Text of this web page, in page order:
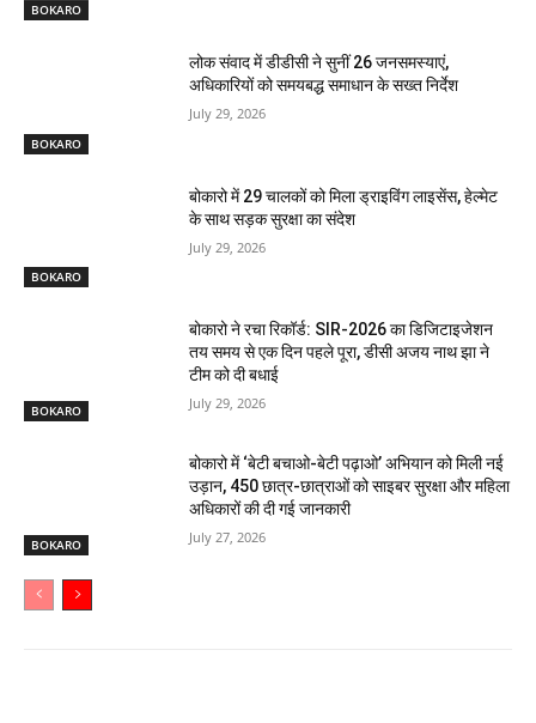
BOKARO
BOKARO
लोक संवाद में डीडीसी ने सुनीं 26 जनसमस्याएं,
अधिकारियों को समयबद्ध समाधान के सख्त निर्देश
July 29, 2026
BOKARO
बोकारो में 29 चालकों को मिला ड्राइविंग लाइसेंस, हेल्मेट
के साथ सड़क सुरक्षा का संदेश
July 29, 2026
BOKARO
बोकारो ने रचा रिकॉर्ड: SIR-2026 का डिजिटाइजेशन
तय समय से एक दिन पहले पूरा, डीसी अजय नाथ झा ने
टीम को दी बधाई
July 29, 2026
BOKARO
बोकारो में ‘बेटी बचाओ-बेटी पढ़ाओ’ अभियान को मिली नई
उड़ान, 450 छात्र-छात्राओं को साइबर सुरक्षा और महिला
अधिकारों की दी गई जानकारी
July 27, 2026